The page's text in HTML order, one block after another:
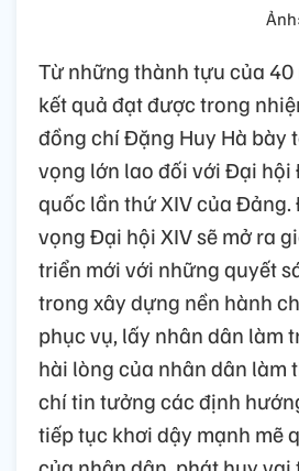
Từ những thành tựu của
kết quả đạt được trong
đồng chí Đặng Huy Hà bày
vọng lớn lao đối với Đại hội
quốc lần thứ XIV của
vọng Đại hội XIV sẽ mở ra
triển mới với những quyết
trong xây dựng nền hành
phục vụ, lấy nhân dân làm
hài lòng của nhân dân làm
chí tin tưởng các định
tiếp tục khơi dậy mạnh mẽ